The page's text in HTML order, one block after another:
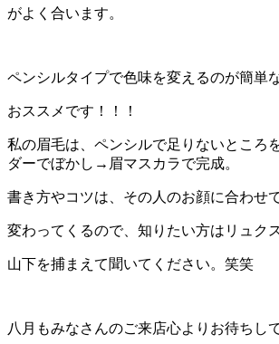
がよく合います。
ペンシルタイプで色味を変えるのが簡単
おススメです！！！
私の眉毛は、ペンシルで足りないところ
ダーでぼかし→眉マスカラで完成。
書き方やコツは、その人のお顔に合わせ
変わってくるので、知りたい方はリュク
山下を捕まえて聞いてください。笑笑
八月もみなさんのご来店心よりお待ちし